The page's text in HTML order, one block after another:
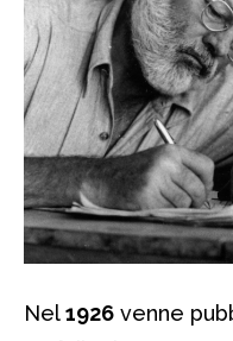
Nel1926 venne